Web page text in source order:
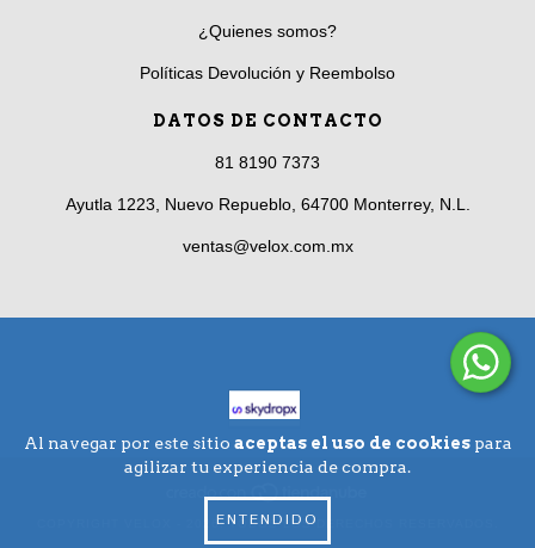
Al navegar por este sitio aceptas el uso de cookiespara
agilizar tu experiencia de compra.
ENTENDIDO
¿Quienes somos?
Políticas Devolución y Reembolso
DATOS DE CONTACTO
81 8190 7373
Ayutla 1223, Nuevo Repueblo, 64700 Monterrey, N.L.
ventas@velox.com.mx
COPYRIGHT VELOX - 2026. TODOS LOS DERECHOS RESERVADOS.